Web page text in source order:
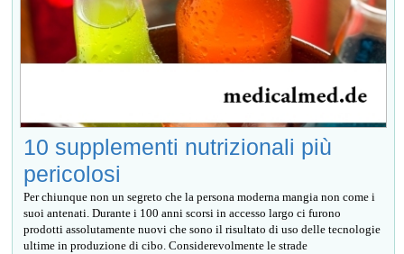
10 supplementi nutrizionali più
pericolosi
Per chiunque non un segreto che la persona moderna mangia non come i
suoi antenati. Durante i 100 anni scorsi in accesso largo ci furono
prodotti assolutamente nuovi che sono il risultato di uso delle tecnologie
ultime in produzione di cibo. Considerevolmente le strade